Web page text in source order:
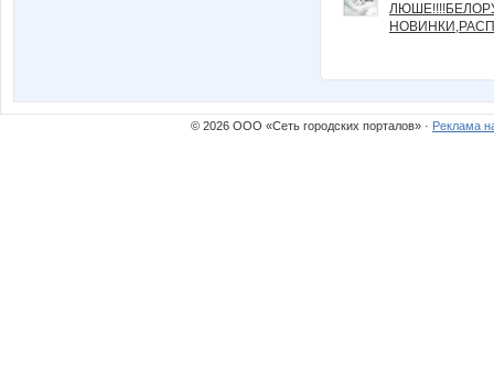
© 2026 ООО «Сеть городских порталов» · Реклама